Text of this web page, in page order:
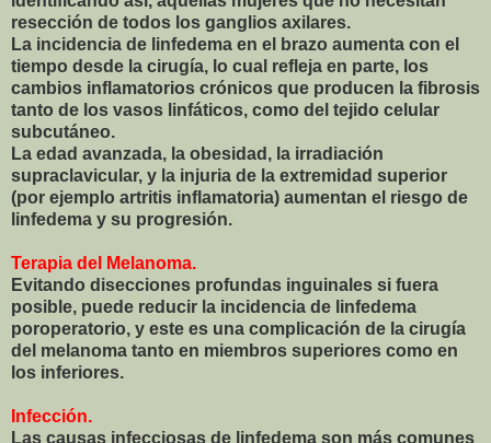
resección de todos los ganglios axilares.
La incidencia de linfedema en el brazo aumenta con el
tiempo desde la cirugía, lo cual refleja en parte, los
cambios inflamatorios crónicos que producen la fibrosis
tanto de los vasos linfáticos, como del tejido celular
subcutáneo.
La edad avanzada, la obesidad, la irradiación
supraclavicular, y la injuria de la extremidad superior
(por ejemplo artritis inflamatoria) aumentan el riesgo de
linfedema y su progresión.
Terapia del Melanoma.
Evitando disecciones profundas inguinales si fuera
posible, puede reducir la incidencia de linfedema
poroperatorio, y este es una complicación de la cirugía
del melanoma tanto en miembros superiores como en
los inferiores.
Infección.
Las causas infecciosas de linfedema son más comunes